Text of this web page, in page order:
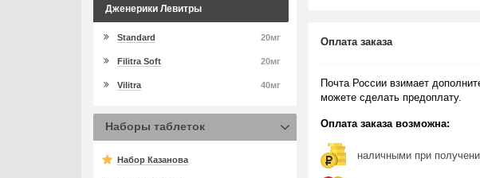
Оплата заказа
Почта России взимает
можете сделать предоплату.
Оплата заказа возможна:
наличными при
Дженерики Левитры
20мг
Standard
20мг
Filitra Soft
40мг
Vilitra
Наборы таблеток
Набор Казанова